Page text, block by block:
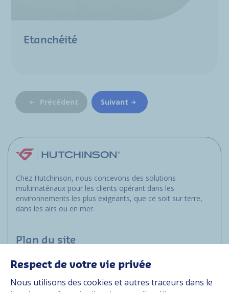
Etanchéité
Précédent Suivant
Chez Hutchinson, nous concevons des solutions
multimatériaux pour les clients opérant dans les
environnements les plus exigeants, que ce soit sur terre,
dans les airs ou en mer.
Plan du site
Marchés
Solutions
Respect de votre vie privée
Nous utilisons des cookies et autres traceurs dans le